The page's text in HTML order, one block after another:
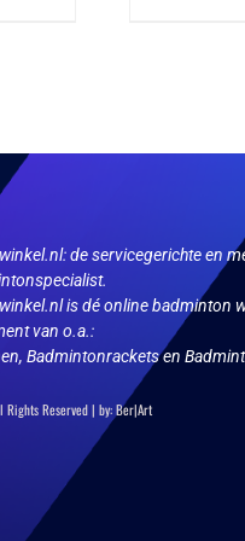
de servicegerichte en
is dé online badminton
van o.a.:
Badmintonrackets en
Reserved | by:Ber|Art